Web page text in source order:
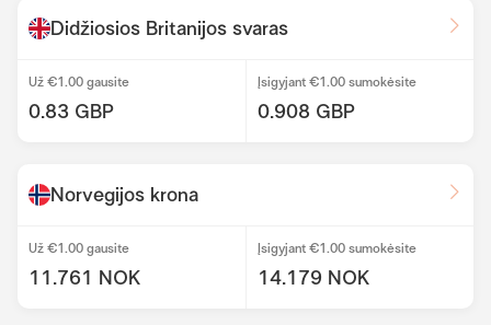
Didžiosios Britanijos svaras
Už €1.00 gausite
0.83 GBP
Įsigyjant €1.00 sumokėsite
0.908 GBP
Norvegijos krona
Už €1.00 gausite
11.761 NOK
Įsigyjant €1.00 sumokėsite
14.179 NOK